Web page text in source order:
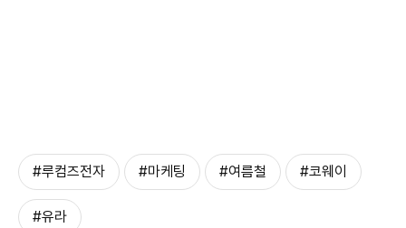
#루컴즈전자 #마케팅 #여름철 #코웨이
#유라